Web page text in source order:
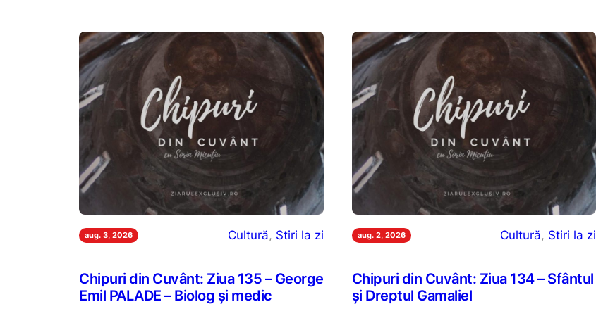
aug. 3, 2026 Cultură, Stiri la zi
Chipuri din Cuvânt: Ziua 135 – George
Emil PALADE – Biolog și medic
aug. 2, 2026 Cultură, Stiri la zi
Chipuri din Cuvânt: Ziua 134 – Sfântul
și Dreptul Gamaliel